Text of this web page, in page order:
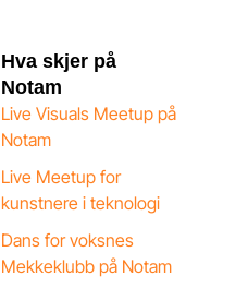
Hva skjer på
Notam
Live Visuals Meetup på
Notam
Live Meetup for
kunstnere i teknologi
Dans for voksnes
Mekkeklubb på Notam